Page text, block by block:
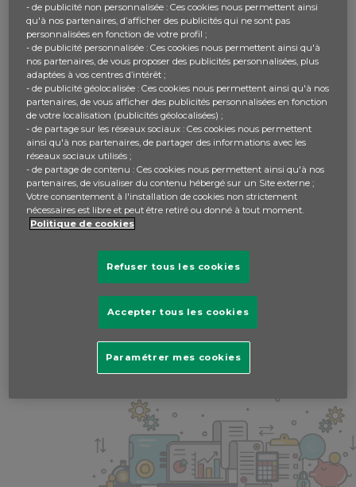
Bonjour Tom2, le mot Budget tire son origine de l’ancien
français « bougette » qui signifiait petit sac. Le mot
budget a ensuite été repris par les anglais. Aujourd’hui
Budget est un mot qui fait partie de la langue française et
anglaise, il s’écrit de la même façon mais la prononciation
est différente. L'Équipe de Budget Responsible
Écrit par admin -il y a 8 ans
veuillez vousconnecterpour répondre.
- de publicité non personnalisée : Ces cookies nous permettent ainsi
qu'à nos partenaires, d’afficher des publicités qui ne sont pas
personnalisées en fonction de votre profil ;
- de publicité personnalisée : Ces cookies nous permettent ainsi qu'à
nos partenaires, de vous proposer des publicités personnalisées, plus
adaptées à vos centres d’intérêt ;
- de publicité géolocalisée : Ces cookies nous permettent ainsi qu'à nos
partenaires, de vous afficher des publicités personnalisées en fonction
de votre localisation (publicités géolocalisées) ;
- de partage sur les réseaux sociaux : Ces cookies nous permettent
ainsi qu'à nos partenaires, de partager des informations avec les
réseaux sociaux utilisés ;
- de partage de contenu : Ces cookies nous permettent ainsi qu'à nos
partenaires, de visualiser du contenu hébergé sur un Site externe ;
Votre consentement à l'installation de cookies non strictement
nécessaires est libre et peut être retiré ou donné à tout moment.
Politique de cookies
Refuser tous les cookies
Accepter tous les cookies
Paramétrer mes cookies